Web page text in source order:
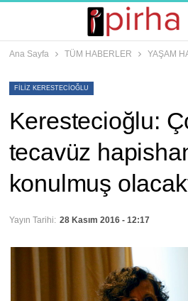
Ana Sayfa TÜM HABERLER YAŞAM
FILIZ KERESTECIOĞLU
Kerestecioğlu:
tecavüz
konulmuş
Yayın Tarihi: 28 Kasım 2016 - 12:17